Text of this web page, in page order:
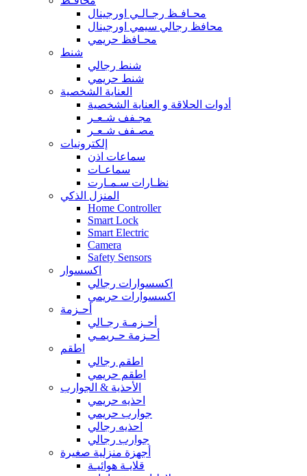
محـافـظ رجـالـي اورجينال
محافظ رجالي سيمي اورجينال
محـافظ حريمي
شنط
شنط رجالي
شنط حريمي
العناية الشخصية
أدوات الحلاقة و العناية الشخصية
مجـفف شـعـر
مصـفف شـعـر
إلكترونيات
سماعات اذن
سماعـات
نظـارات سـمـارت
المنزل الذكي
Home Controller
Smart Lock
Smart Electric
Camera
Safety Sensors
اكسسوار
اكسسوارات رجالي
اكسسوارات حريمي
أحـزمة
أحـزمـة رجـالي
أحـزمة حـريمـي
اطقم
اطقم رجالي
اطقم حريمي
الأحذية & الجوارب
احذيه حريمي
جوارب حريمي
احذيه رجالي
جوارب رجالي
أجهزة منزلية صغيرة
قلايـة هوائيـة